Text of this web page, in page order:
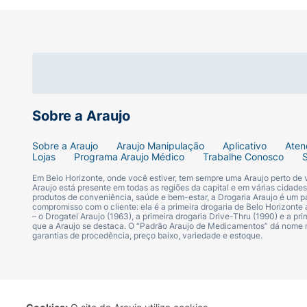
Tome os comprimidos revestidos da
alimentos. A valsartana é para uso oral.
Siga as instruções do seu médico
Os pacientes que tem pressão alta, muitas
torna ainda mais importante para você
o risco de efeitos colaterais.
Sobre a Araujo
Sobre a Araujo Araujo Manipulação Aplicativo
Lojas
Programa Araujo Médico Trabalhe Conosco
Em Belo Horizonte, onde você estiver, tem sempre uma Araujo perto
Araujo está presente em todas as regiões da capital e em várias
produtos de conveniência, saúde e bem-estar, a Drogaria Araujo é um
compromisso com o cliente: ela é a primeira drogaria de Belo
– o Drogatel Araujo (1963), a primeira drogaria Drive-Thru (1990) e a
que a Araujo se destaca. O “Padrão Araujo de Medicamentos” dá
garantias de procedência, preço baixo, variedade e estoque.